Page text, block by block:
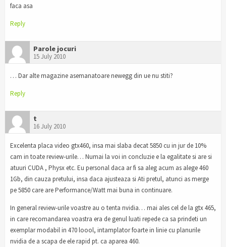
faca asa
Reply
Parole jocuri
15 July 2010
… Dar alte magazine asemanatoare newegg din ue nu stiti?
Reply
t
16 July 2010
Excelenta placa video gtx460, insa mai slaba decat 5850 cu in jur de 10%
cam in toate review-urile… Numai la voi in concluzie e la egalitate si are si
atuuri CUDA , Physx etc. Eu personal daca ar fi sa aleg acum as alege 460
1Gb, din cauza pretului, insa daca ajusteaza si Ati pretul, atunci as merge
pe 5850 care are Performance/Watt mai buna in continuare.
In general review-urile voastre au o tenta nvidia… mai ales cel de la gtx 465,
in care recomandarea voastra era de genul luati repede ca sa prindeti un
exemplar modabil in 470 loool, intamplator foarte in linie cu planurile
nvidia de a scapa de ele rapid pt. ca aparea 460.